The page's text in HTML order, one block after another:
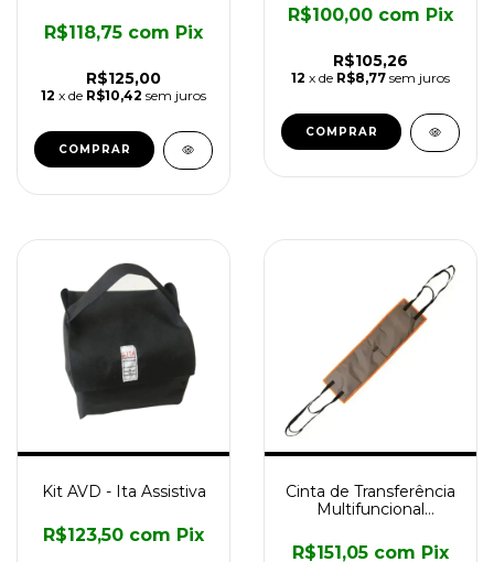
R$125,00
R$118,75 com Pix
12 x de R$10,42 sem juros
R$105,26
R$100,00 com Pix
12 x de R$8,77 sem juros
COMPRAR
Kit AVD - Ita Assistiva
R$123,50 com Pix
Cinta de Transferência
Multifuncional
R$151,05 com Pix